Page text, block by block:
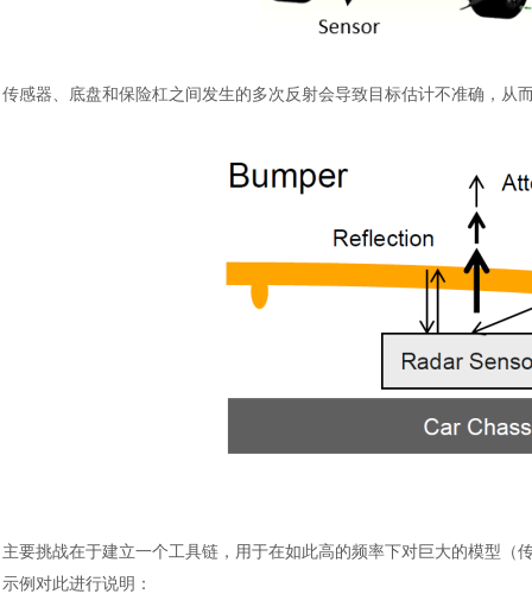
传感器、底盘和保险杠之间发生的多次反射会导致目标估计不准确，从
主要挑战在于建立一个工具链，用于在如此高的频率下对巨大的模型（
示例对此进行说明：
汽车交通